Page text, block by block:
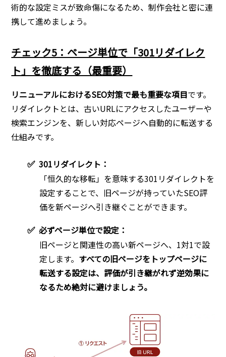
術的な設定ミスが致命傷になるため、制作会社と密に連
携して進めましょう。
チェック5：ページ単位で「301リダイレク
ト」を徹底する（最重要）
リニューアルにおけるSEO対策で最も重要な項目です。
リダイレクトとは、古いURLにアクセスしたユーザーや
検索エンジンを、新しい対応ページへ自動的に転送する
仕組みです。
✅ 301リダイレクト：
「恒久的な移転」を意味する301リダイレクトを
設定することで、旧ページが持っていたSEO評
価を新ページへ引き継ぐことができます。
✅ 必ずページ単位で設定：
旧ページと関連性の高い新ページへ、1対1で設
定します。 すべての旧ページをトップページに
転送する設定は、評価が引き継がれず逆効果に
なるため絶対に避けましょう。